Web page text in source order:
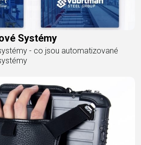
Systémy
- co jsou automatizované